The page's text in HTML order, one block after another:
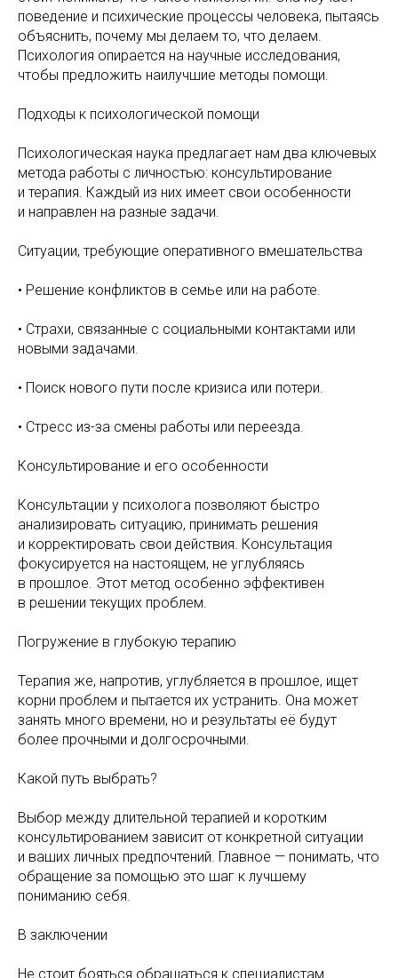
поведение и психические процессы человека, пытаясь
объяснить, почему мы делаем то, что делаем.
Психология опирается на научные исследования,
чтобы предложить наилучшие методы помощи.
Подходы к психологической помощи
Психологическая наука предлагает нам два ключевых
метода работы с личностью: консультирование
и терапия. Каждый из них имеет свои особенности
и направлен на разные задачи.
Ситуации, требующие оперативного вмешательства
• Решение конфликтов в семье или на работе.
• Страхи, связанные с социальными контактами или
новыми задачами.
• Поиск нового пути после кризиса или потери.
• Стресс из-за смены работы или переезда.
Консультирование и его особенности
Консультации у психолога позволяют быстро
анализировать ситуацию, принимать решения
и корректировать свои действия. Консультация
фокусируется на настоящем, не углубляясь
в прошлое. Этот метод особенно эффективен
в решении текущих проблем.
Погружение в глубокую терапию
Терапия же, напротив, углубляется в прошлое, ищет
корни проблем и пытается их устранить. Она может
занять много времени, но и результаты её будут
более прочными и долгосрочными.
Какой путь выбрать?
Выбор между длительной терапией и коротким
консультированием зависит от конкретной ситуации
и ваших личных предпочтений. Главное — понимать, что
обращение за помощью это шаг к лучшему
пониманию себя.
В заключении
Не стоит бояться обращаться к специалистам.